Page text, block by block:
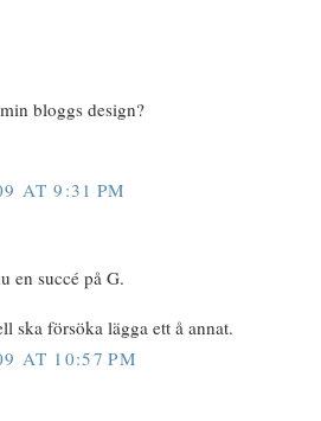
bloggs design?
AT 9:31 PM
en succé på G.
ska försöka lägga ett å annat.
AT 10:57 PM